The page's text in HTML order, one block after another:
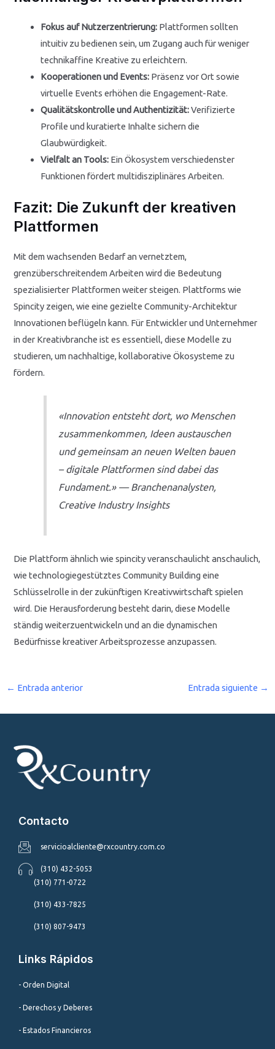
Fokus auf Nutzerzentrierung: Plattformen sollten
intuitiv zu bedienen sein, um Zugang auch für weniger
technikaffine Kreative zu erleichtern.
Kooperationen und Events: Präsenz vor Ort sowie
virtuelle Events erhöhen die Engagement-Rate.
Qualitätskontrolle und Authentizität:Verifizierte
Profile und kuratierte Inhalte sichern die
Glaubwürdigkeit.
Vielfalt an Tools: Ein Ökosystem verschiedenster
Funktionen fördert multidisziplinäres Arbeiten.
Fazit: Die Zukunft der kreativen
Plattformen
Mit dem wachsenden Bedarf an vernetztem,
grenzüberschreitendem Arbeiten wird die Bedeutung
spezialisierter Plattformen weiter steigen. Plattforms wie
Spincity zeigen, wie eine gezielte Community-Architektur
Innovationen beflügeln kann. Für Entwickler und Unternehmer
in der Kreativbranche ist es essentiell, diese Modelle zu
studieren, um nachhaltige, kollaborative Ökosysteme zu
fördern.
«Innovation entsteht dort, wo Menschen
zusammenkommen, Ideen austauschen
und gemeinsam an neuen Welten bauen
– digitale Plattformen sind dabei das
Fundament.» — Branchenanalysten,
Creative Industry Insights
Die Plattform ähnlich wie spincity veranschaulicht anschaulich,
wie technologiegestütztes Community Building eine
Schlüsselrolle in der zukünftigen Kreativwirtschaft spielen
wird. Die Herausforderung besteht darin, diese Modelle
ständig weiterzuentwickeln und an die dynamischen
Bedürfnisse kreativer Arbeitsprozesse anzupassen.
← Entrada anterior Entrada siguiente →
Contacto
servicioalcliente@rxcountry.com.co
(310) 432-5053
(310) 771-0722
(310) 433-7825
(310) 807-9473
Links Rápidos
- Orden Digital
- Derechos y Deberes
- Estados Financieros